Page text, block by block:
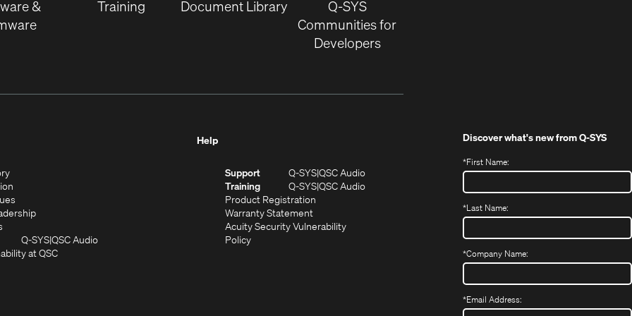
&
Training
Document Library
Q-SYS
Communities for
Developers
(Opens
in
new
window)
in
new
in
window)
(Opens
new
window)
new
Q-SYSQSC Audio(Opens
at QSC(Opens
Help
Support Q-SYS(Opens
in
QSC Audio(Opens
in
Training Q-SYSQSC Audio(Opens
Product Registration(Opens
new
Warranty Statement(Opens
in
Acuity Security Vulnerability
Policy(Opens
Discover what's new fromQ-SYS
*First Name:
*Last Name:
*Company Name:
*Email Address: